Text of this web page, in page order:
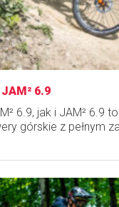
JAM² 6.9
6.9, jak i JAM² 6.9
górskie z pełnym